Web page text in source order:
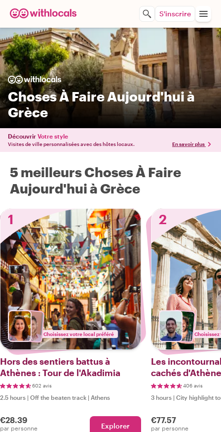
S'inscrire
Choses À Faire Aujourd'hui à
Grèce
Découvrir Votre style
Visites de ville personnalisées avec des hôtes locaux. En savoir plus
5 meilleurs Choses À Faire
Aujourd'hui à Grèce
1
Choisissez votre local préféré
Hors des sentiers battus à
Athènes : Tour de l'Akadimia
602 avis
2.5 hours | Off the beaten track | Athens
€28.39
par personne Explorer
2
Les
cachés
406 avis
3 hours | City highlight
€77.57
par personne